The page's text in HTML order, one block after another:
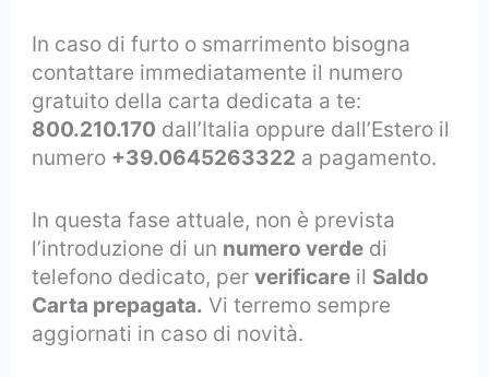
In caso di furto o smarrimento bisogna
contattare immediatamente il numero
gratuito della carta dedicata a te:
800.210.170 dall’Italia oppure dall’Estero il
numero +39.0645263322 a pagamento.
In questa fase attuale, non è prevista
l’introduzione di un numero verde di
telefono dedicato, perverificare il Saldo
Carta prepagata. Vi terremo sempre
aggiornati in caso di novità.